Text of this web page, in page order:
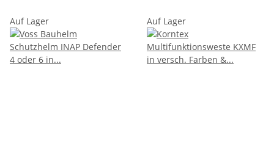
Auf Lager Auf Lager